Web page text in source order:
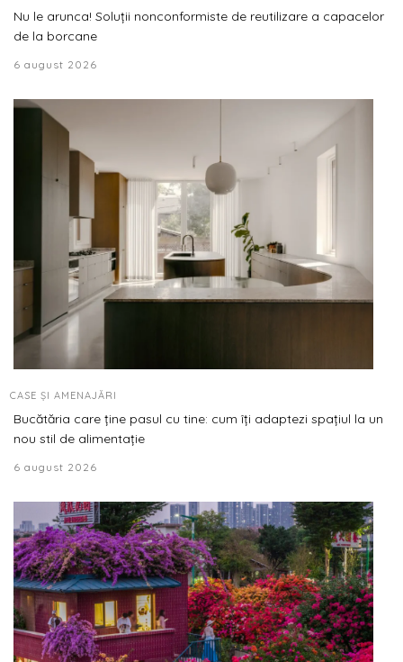
Nu le arunca! Soluții nonconformiste de reutilizare a capacelor
de la borcane
6 august 2026
CASE ȘI AMENAJĂRI
Bucătăria care ține pasul cu tine: cum îți adaptezi spațiul la un
nou stil de alimentație
6 august 2026